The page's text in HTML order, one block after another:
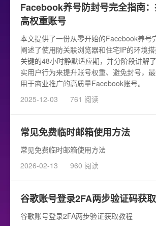
Facebook养号防封号完全指南
高权重账号
本文提供了一份从零开始的Facebook养号
阐述了使用防关联浏览器和住宅IP的环境
关键的48小时静默适应期，并分阶段讲解
实用户行为来提升账号权重、避免封号，
用于商业推广的高质量Facebook账号。
2025-12-03
761 阅读
常见免费临时邮箱使用方法
常见免费临时邮箱使用方法
2026-02-13
960 阅读
谷歌账号登录2FA两步验证码获
谷歌账号登录2FA两步验证获取教程